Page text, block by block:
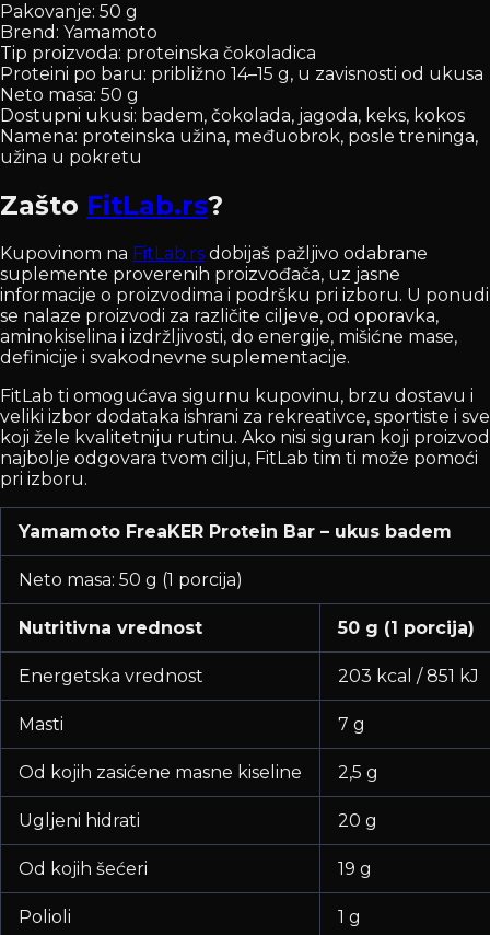
Pakovanje: 50 g
Brend: Yamamoto
Tip proizvoda: proteinska čokoladica
Proteini po baru: približno 14–15 g, u zavisnosti od ukusa
Neto masa: 50 g
Dostupni ukusi: badem, čokolada, jagoda, keks, kokos
Namena: proteinska užina, međuobrok, posle treninga,
užina u pokretu
Zašto FitLab.rs?
Kupovinom na FitLab.rs dobijaš pažljivo odabrane
suplemente proverenih proizvođača, uz jasne
informacije o proizvodima i podršku pri izboru. U ponudi
se nalaze proizvodi za različite ciljeve, od oporavka,
aminokiselina i izdržljivosti, do energije, mišićne mase,
definicije i svakodnevne suplementacije.
FitLab ti omogućava sigurnu kupovinu, brzu dostavu i
veliki izbor dodataka ishrani za rekreativce, sportiste i sve
koji žele kvalitetniju rutinu. Ako nisi siguran koji proizvod
najbolje odgovara tvom cilju, FitLab tim ti može pomoći
pri izboru.
Yamamoto FreaKER Protein Bar – ukus badem
Neto masa: 50 g (1 porcija)
Nutritivna vrednost 50 g (1 porcija)
Energetska vrednost 203 kcal / 851 kJ
Masti 7 g
Od kojih zasićene masne kiseline 2,5 g
Ugljeni hidrati 20 g
Od kojih šećeri 19 g
Polioli 1 g